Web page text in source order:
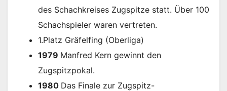
des Schachkreises Zugspitze statt. Über 100
Schachspieler waren vertreten.
1.Platz Gräfelfing (Oberliga)
1979 Manfred Kern gewinnt den
Zugspitzpokal.
1980 Das Finale zur Zugspitz-